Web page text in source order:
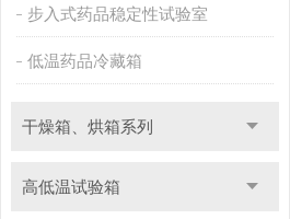
步入式药品稳定性试验室
低温药品冷藏箱
干燥箱、烘箱系列
高低温试验箱